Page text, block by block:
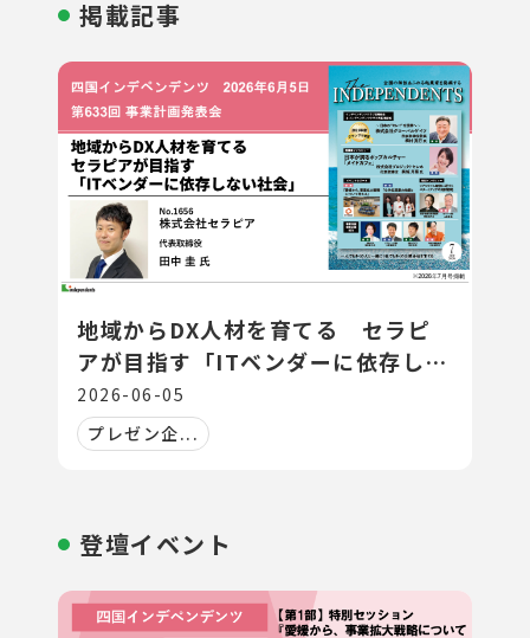
掲載記事
地域からDX人材を育てる セラピ
アが目指す「ITベンダーに依存しな
い社会」
2026-06-05
プレゼン企...
登壇イベント